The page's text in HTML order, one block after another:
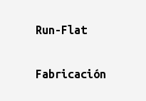
Run-Flat
Fabricación